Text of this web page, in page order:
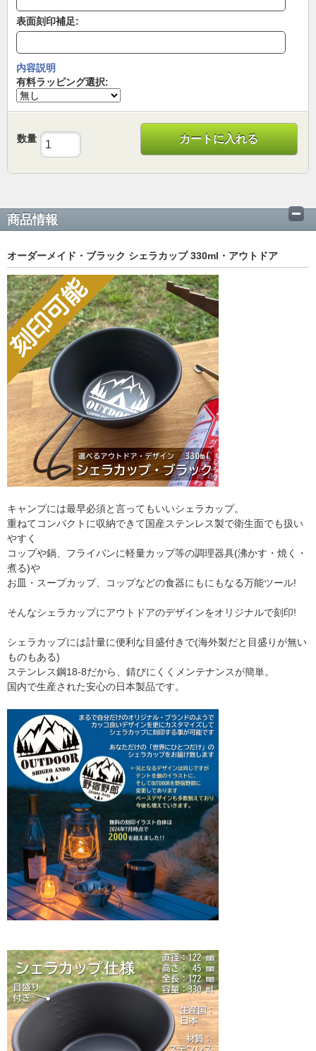
表面刻印補足:
内容説明
有料ラッピング選択:
数量 カートに入れる
商品情報
オーダーメイド・ブラック シェラカップ 330ml・アウトドア
キャンプには最早必須と言ってもいいシェラカップ。
重ねてコンパクトに収納できて国産ステンレス製で衛生面でも扱い
やすく
コップや鍋、フライパンに軽量カップ等の調理器具(沸かす・焼く・
煮る)や
お皿・スープカップ、コップなどの食器にもにもなる万能ツール!
そんなシェラカップにアウトドアのデザインをオリジナルで刻印!
シェラカップには計量に便利な目盛付きで(海外製だと目盛りが無い
ものもある)
ステンレス鋼18-8だから、錆びにくくメンテナンスが簡単。
国内で生産された安心の日本製品です。